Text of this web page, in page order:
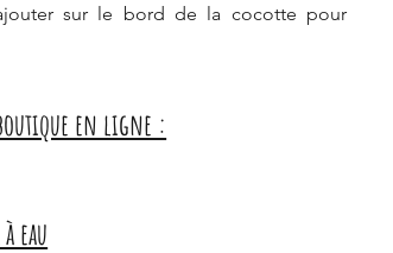
sur le bord de la cocotte pour
en ligne :
eau